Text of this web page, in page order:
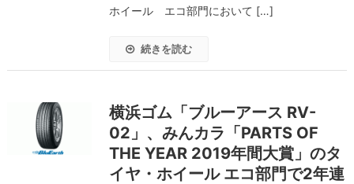
ホイール エコ部門において […]
続きを読む
横浜ゴム「ブルーアース RV-
02」、みんカラ「PARTS OF
THE YEAR 2019年間大賞」のタ
イヤ・ホイール エコ部門で2年連